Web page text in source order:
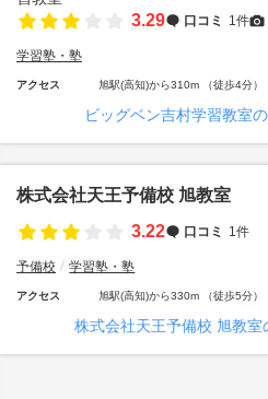
3.29 口コミ 1件
学習塾・塾
アクセス 旭駅(高知)から310m （徒歩4分）
ビッグベン吉村学習教室
株式会社天王予備校 旭教室
3.22
口コミ 1件
予備校 学習塾・塾
アクセス 旭駅(高知)から330m （徒歩5分）
株式会社天王予備校 旭教室